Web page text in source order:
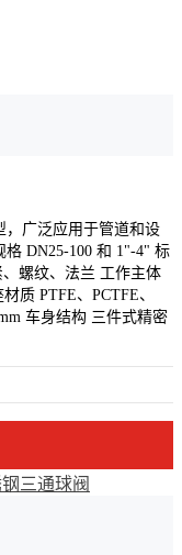
，广泛应用于管道和设
DN25-100 和 1"-4" 标
螺纹、法兰 工作主体
质 PTFE、PCTFE、
车身结构 三件式精密